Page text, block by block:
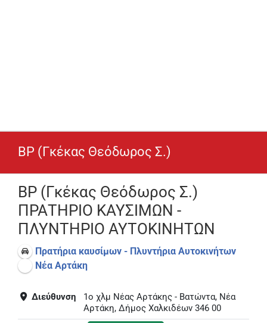
BP (Γκέκας Θεόδωρος Σ.)
BP (Γκέκας Θεόδωρος Σ.)
ΠΡΑΤΗΡΙΟ ΚΑΥΣΙΜΩΝ -
ΠΛΥΝΤΗΡΙΟ ΑΥΤΟΚΙΝΗΤΩΝ
Πρατήρια καυσίμων - Πλυντήρια Αυτοκινήτων
Νέα Αρτάκη
Διεύθυνση
1ο χλμ Νέας Αρτάκης - Βατώντα, Νέα
Αρτάκη, Δήμος Χαλκιδέων 346 00